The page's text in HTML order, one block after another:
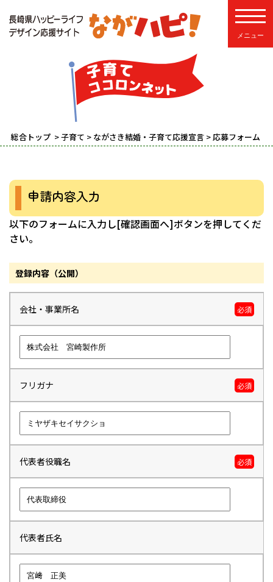
総合トップ >子育て > ながさき結婚・子育て応援宣言 > 応募フォーム
申請内容入力
以下のフォームに入力し[確認画面へ]ボタンを押してくだ
さい。
登録内容（公開）
会社・事業所名 必須
フリガナ 必須
代表者役職名 必須
代表者氏名